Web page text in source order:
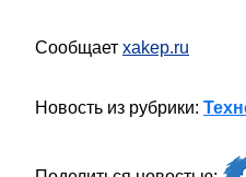
Сообщает xakep.ru
Новость из рубрики: